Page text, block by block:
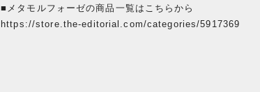
■メタモルフォーゼの商品一覧はこちらから
https://store.the-editorial.com/categories/5917369